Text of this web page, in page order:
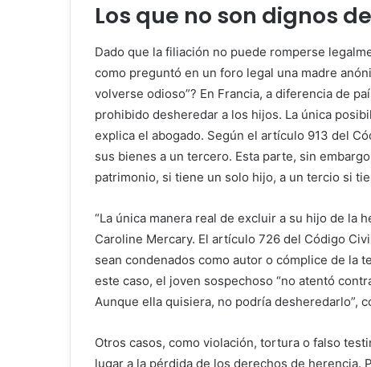
Los que no son dignos
Dado que la filiación no puede romperse
como preguntó en un foro legal una madre
volverse odioso”? En Francia, a diferencia de
prohibido desheredar a los hijos. La única
explica el abogado. Según el artículo 913 del
sus bienes a un tercero. Esta parte, sin
patrimonio, si tiene un solo hijo, a un tercio si
“La única manera real de excluir a su hijo de la
Caroline Mercary. El artículo 726 del Código
sean condenados como autor o cómplice de la
este caso, el joven sospechoso “no atentó
Aunque ella quisiera, no podría desheredarlo”,
Otros casos, como violación, tortura o falso
lugar a la pérdida de los derechos de herencia.